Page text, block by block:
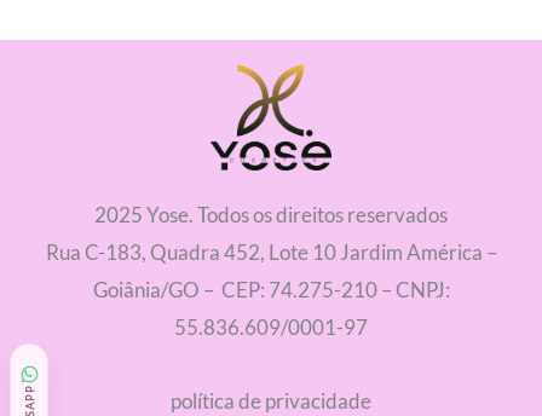
2025 Yose. Todos os direitos reservados
Rua C-183, Quadra 452, Lote 10 Jardim América –
Goiânia/GO – CEP: 74.275-210 – CNPJ:
55.836.609/0001-97
política de privacidade